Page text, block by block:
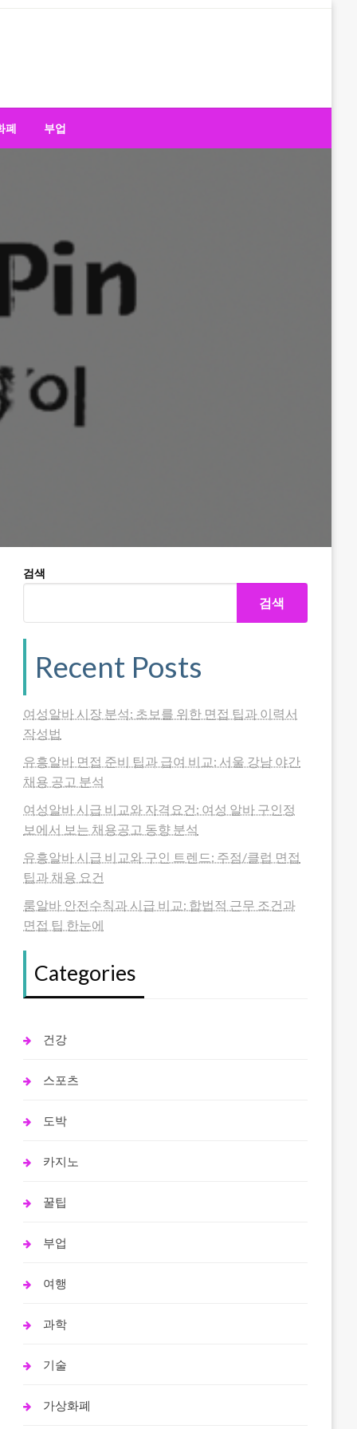
폐 부업
검색
검색
Recent Posts
여성알바 시장 분석: 초보를 위한 면접 팁과 이력서
작성법
유흥알바 면접 준비 팁과 급여 비교: 서울 강남 야간
채용 공고 분석
여성알바 시급 비교와 자격요건: 여성 알바 구인정
보에서 보는 채용공고 동향 분석
유흥알바 시급 비교와 구인 트렌드: 주점/클럽 면접
팁과 채용 요건
룸알바 안전수칙과 시급 비교: 합법적 근무 조건과
면접 팁 한눈에
Categories
건강
스포츠
도박
카지노
꿀팁
부업
여행
과학
기술
가상화폐